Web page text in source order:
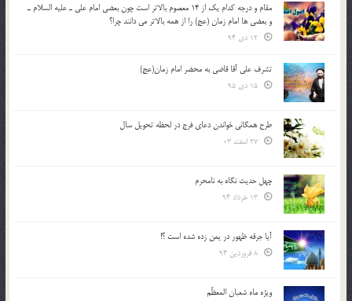
مقام و درجه كدام يك از 14 معصوم بالاتر است چون بعضي امام علي ـ عليه السلام ـ
و بعضي ها امام زمان (عج) را از همه بالاتر مي دانند چرا؟
تشرف علي آقا قاضي به محضر امام زمان(عج)
طرح همگانی خواندن دعای فرج در لحظه تحویل سال
چهل حدیث نگاه به نامحرم
آیا جرقه ظهور در یمن زده شده است ؟!
ویژه ماه شعبان المعظّم